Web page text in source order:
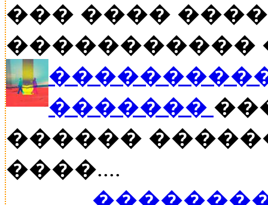
��� ����
�����������
�������
������
����....